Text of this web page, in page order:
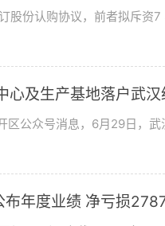
股份认购协议，前者拟斥资
心及生产基地落户武
区公众号消息，6月29日，武
年度业绩 净亏损